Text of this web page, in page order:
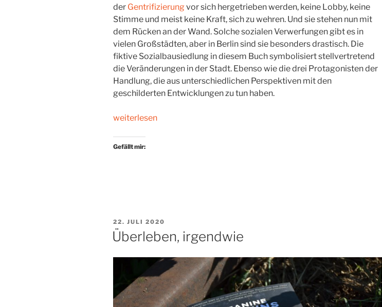
der Gentrifizierungvor sich hergetrieben werden, keine Lobby, keine
Stimme und meist keine Kraft, sich zu wehren. Und sie stehen nun mit
dem Rücken an der Wand. Solche sozialen Verwerfungen gibt es in
vielen Großstädten, aber in Berlin sind sie besonders drastisch. Die
fiktive Sozialbausiedlung in diesem Buch symbolisiert stellvertretend
die Veränderungen in der Stadt. Ebenso wie die drei Protagonisten der
Handlung, die aus unterschiedlichen Perspektiven mit den
geschilderten Entwicklungen zu tun haben.
„Wem
die
weiterlesen
Gefällt mir:
VERÖFFENTLICHT
AM
22. JULI 2020
Überleben, irgendwie